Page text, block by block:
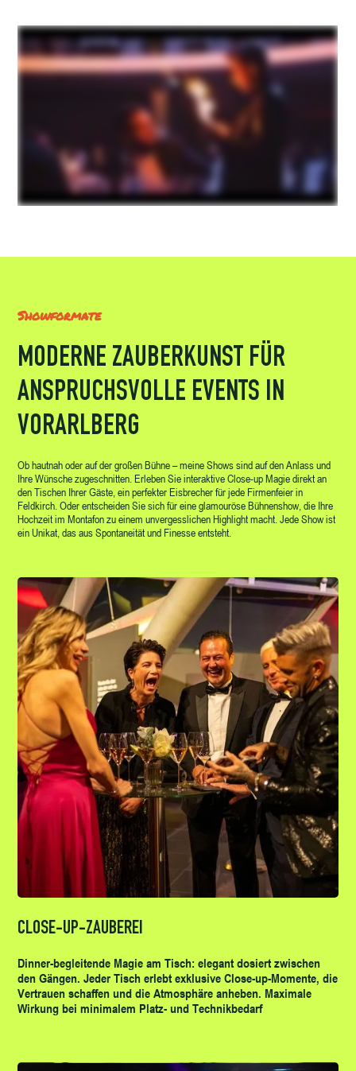
Showformate
MODERNE ZAUBERKUNST FÜR
ANSPRUCHSVOLLE EVENTS IN
VORARLBERG
Ob hautnah oder auf der großen Bühne – meine Shows sind auf den Anlass und
Ihre Wünsche zugeschnitten. Erleben Sie interaktive Close-up Magie direkt an
den Tischen Ihrer Gäste, ein perfekter Eisbrecher für jede Firmenfeier in
Feldkirch. Oder entscheiden Sie sich für eine glamouröse Bühnenshow, die Ihre
Hochzeit im Montafon zu einem unvergesslichen Highlight macht. Jede Show ist
ein Unikat, das aus Spontaneität und Finesse entsteht.
CLOSE-UP-ZAUBEREI
Dinner-begleitende Magie am Tisch: elegant dosiert zwischen
den Gängen. Jeder Tisch erlebt exklusive Close-up-Momente, die
Vertrauen schaffen und die Atmosphäre anheben. Maximale
Wirkung bei minimalem Platz- und Technikbedarf